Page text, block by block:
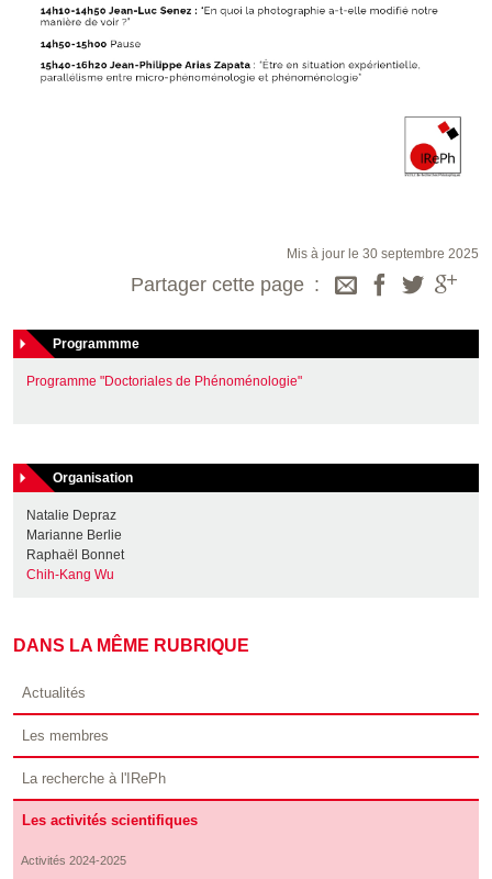
Mis à jour le 30 septembre 2025
Partager cette page
Programmme
Programme "Doctoriales de Phénoménologie"
Organisation
Natalie Depraz
Marianne Berlie
Raphaël Bonnet
Chih-Kang Wu
DANS LA MÊME RUBRIQUE
Actualités
Les membres
La recherche à l'IRePh
Les activités scientifiques
Activités 2024-2025